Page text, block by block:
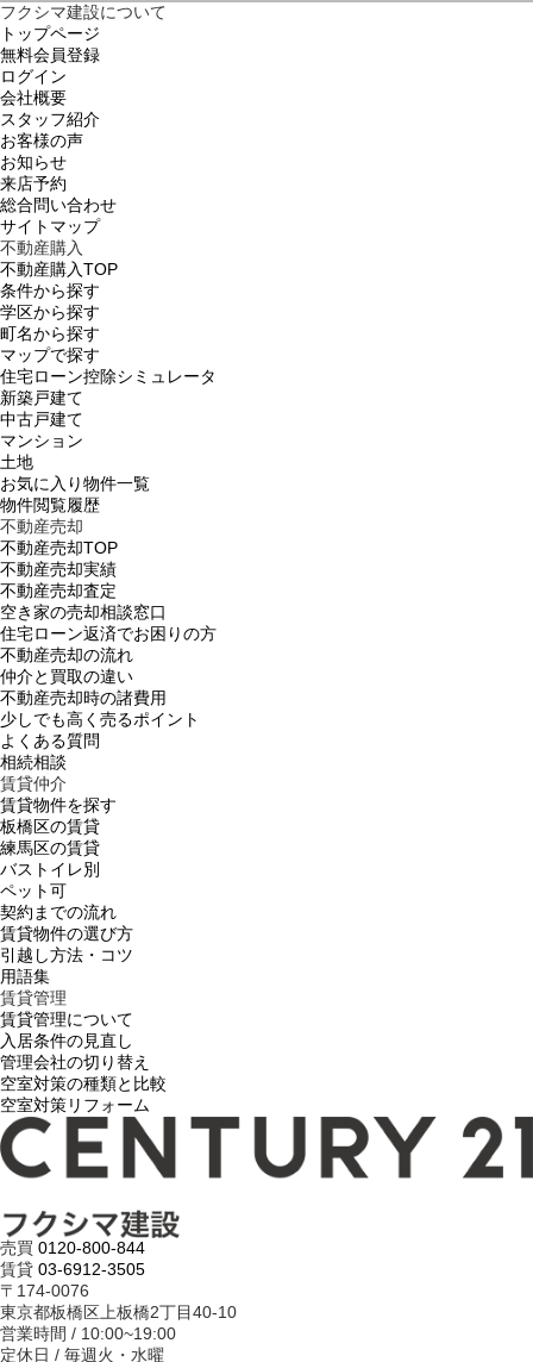
フクシマ建設について
トップページ
無料会員登録
ログイン
会社概要
スタッフ紹介
お客様の声
お知らせ
来店予約
総合問い合わせ
サイトマップ
不動産購入
不動産購入TOP
条件から探す
学区から探す
町名から探す
マップで探す
住宅ローン控除シミュレータ
新築戸建て
中古戸建て
マンション
土地
お気に入り物件一覧
物件閲覧履歴
不動産売却
不動産売却TOP
不動産売却実績
不動産売却査定
空き家の売却相談窓口
住宅ローン返済でお困りの方
不動産売却の流れ
仲介と買取の違い
不動産売却時の諸費用
少しでも高く売るポイント
よくある質問
相続相談
賃貸仲介
賃貸物件を探す
板橋区の賃貸
練馬区の賃貸
バストイレ別
ペット可
契約までの流れ
賃貸物件の選び方
引越し方法・コツ
用語集
賃貸管理
賃貸管理について
入居条件の見直し
管理会社の切り替え
空室対策の種類と比較
空室対策リフォーム
売買 0120-800-844
賃貸 03-6912-3505
〒174-0076
東京都板橋区上板橋2丁目40-10
営業時間 / 10:00~19:00
定休日 / 毎週火・水曜